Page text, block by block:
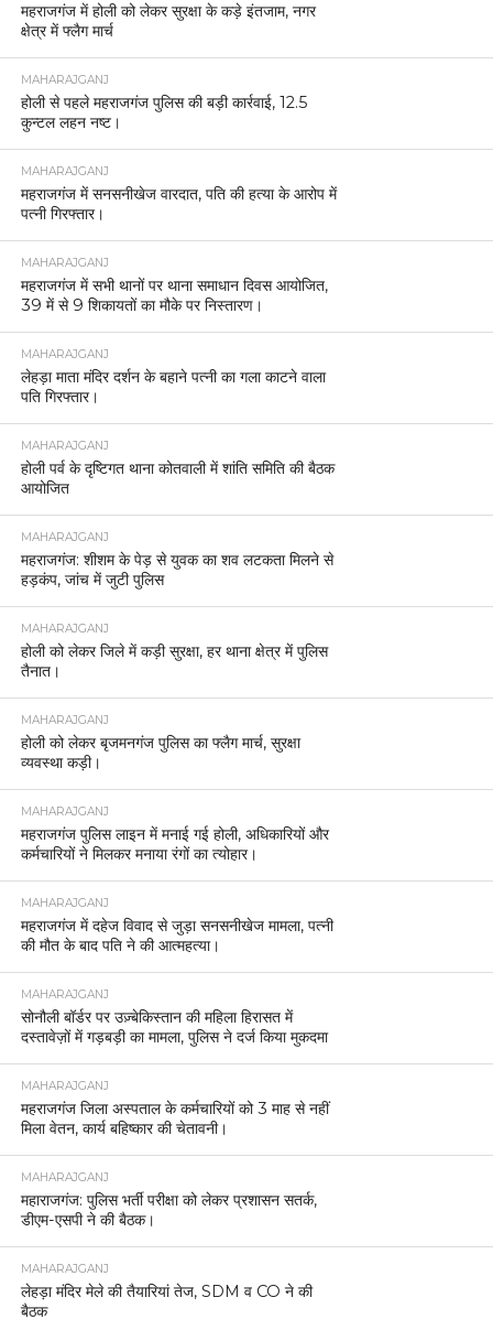
महराजगंज में होली को लेकर सुरक्षा के कड़े इंतजाम, नगर
क्षेत्र में फ्लैग मार्च
MAHARAJGANJ
होली से पहले महराजगंज पुलिस की बड़ी कार्रवाई, 12.5
कुन्टल लहन नष्ट।
MAHARAJGANJ
महराजगंज में सनसनीखेज वारदात, पति की हत्या के आरोप में
पत्नी गिरफ्तार।
MAHARAJGANJ
महराजगंज में सभी थानों पर थाना समाधान दिवस आयोजित,
39 में से 9 शिकायतों का मौके पर निस्तारण।
MAHARAJGANJ
लेहड़ा माता मंदिर दर्शन के बहाने पत्नी का गला काटने वाला
पति गिरफ्तार।
MAHARAJGANJ
होली पर्व के दृष्टिगत थाना कोतवाली में शांति समिति की बैठक
आयोजित
MAHARAJGANJ
महराजगंज: शीशम के पेड़ से युवक का शव लटकता मिलने से
हड़कंप, जांच में जुटी पुलिस
MAHARAJGANJ
होली को लेकर जिले में कड़ी सुरक्षा, हर थाना क्षेत्र में पुलिस
तैनात।
MAHARAJGANJ
होली को लेकर बृजमनगंज पुलिस का फ्लैग मार्च, सुरक्षा
व्यवस्था कड़ी।
MAHARAJGANJ
महराजगंज पुलिस लाइन में मनाई गई होली, अधिकारियों और
कर्मचारियों ने मिलकर मनाया रंगों का त्योहार।
MAHARAJGANJ
महराजगंज में दहेज विवाद से जुड़ा सनसनीखेज मामला, पत्नी
की मौत के बाद पति ने की आत्महत्या।
MAHARAJGANJ
सोनौली बॉर्डर पर उज़्बेकिस्तान की महिला हिरासत में
दस्तावेज़ों में गड़बड़ी का मामला, पुलिस ने दर्ज किया मुकदमा
MAHARAJGANJ
महराजगंज जिला अस्पताल के कर्मचारियों को 3 माह से नहीं
मिला वेतन, कार्य बहिष्कार की चेतावनी।
MAHARAJGANJ
महाराजगंज: पुलिस भर्ती परीक्षा को लेकर प्रशासन सतर्क,
डीएम-एसपी ने की बैठक।
MAHARAJGANJ
लेहड़ा मंदिर मेले की तैयारियां तेज, SDM व CO ने की
बैठक